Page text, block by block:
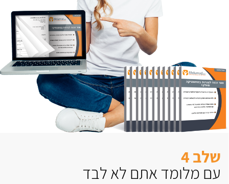
שלב 4
עם מלומד אתם לא לבד